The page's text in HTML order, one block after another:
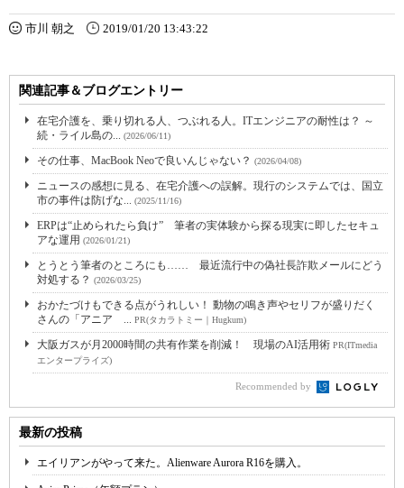
市川 朝之 2019/01/20 13:43:22
関連記事＆ブログエントリー
在宅介護を、乗り切れる人、つぶれる人。ITエンジニアの耐性は？ ～
続・ライル島の... (2026/06/11)
その仕事、MacBook Neoで良いんじゃない？ (2026/04/08)
ニュースの感想に見る、在宅介護への誤解。現行のシステムでは、国立
市の事件は防げな... (2025/11/16)
ERPは“止められたら負け” 筆者の実体験から探る現実に即したセキュ
アな運用 (2026/01/21)
とうとう筆者のところにも…… 最近流行中の偽社長詐欺メールにどう
対処する？ (2026/03/25)
おかたづけもできる点がうれしい！ 動物の鳴き声やセリフが盛りだく
さんの「アニア ... PR(タカラトミー｜Hugkum)
大阪ガスが月2000時間の共有作業を削減！ 現場のAI活用術 PR(ITmedia
エンタープライズ)
Recommended by
最新の投稿
エイリアンがやって来た。Alienware Aurora R16を購入。